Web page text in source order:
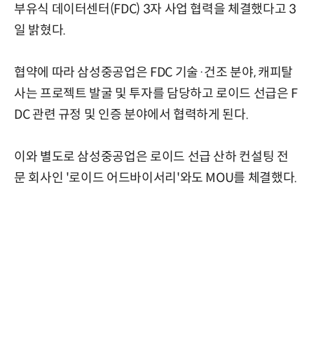
부유식 데이터센터(FDC) 3자 사업 협력을 체결했다고 3
일 밝혔다.
협약에 따라 삼성중공업은 FDC 기술·건조 분야, 캐피탈
사는 프로젝트 발굴 및 투자를 담당하고 로이드 선급은 F
DC 관련 규정 및 인증 분야에서 협력하게 된다.
이와 별도로 삼성중공업은 로이드 선급 산하 컨설팅 전
문 회사인 '로이드 어드바이서리'와도 MOU를 체결했다.